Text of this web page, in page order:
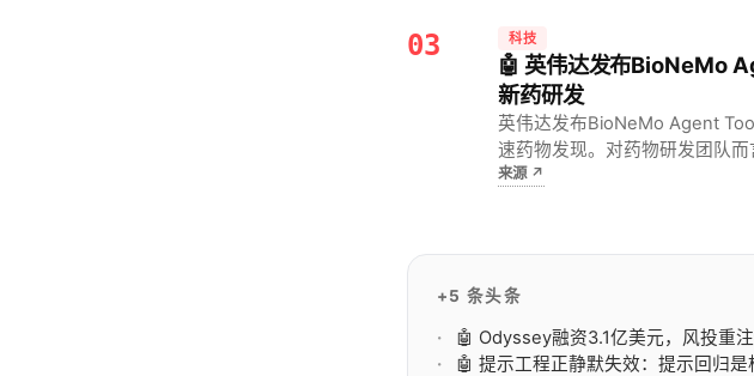
03 科技
🤖 英伟达发布BioNeMo
新药研发
英伟达发布BioNeMo Agent
速药物发现。对药物研发团队
门槛，缩短新药研发周期。
来源↗
+5 条头条
🤖 Odyssey融资3.1亿美元，风投重
🤖 提示工程正静默失效：提示回归是